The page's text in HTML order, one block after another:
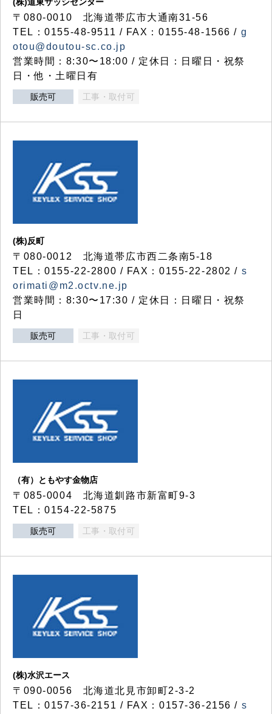
〒080-0010 北海道帯広市大通南31-56
TEL：0155-48-9511 / FAX：0155-48-1566 / g
otou@doutou-sc.co.jp
営業時間：8:30〜18:00 / 定休日：日曜日・祝祭
日・他・土曜日有
販売可 工事・取付可
(株)反町
〒080-0012 北海道帯広市西二条南5-18
TEL：0155-22-2800 / FAX：0155-22-2802 / s
orimati@m2.octv.ne.jp
営業時間：8:30〜17:30 / 定休日：日曜日・祝祭
日
販売可 工事・取付可
（有）ともやす金物店
〒085-0004 北海道釧路市新富町9-3
TEL：0154-22-5875
販売可 工事・取付可
(株)水沢エース
〒090-0056 北海道北見市卸町2-3-2
TEL：0157-36-2151 / FAX：0157-36-2156 / s